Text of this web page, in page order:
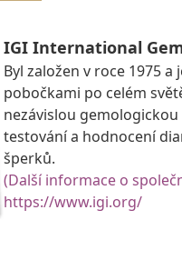
IGI International
Byl založen v roce 1975 a
pobočkami po celém
nezávislou
testování a hodnocení
šperků.
(Další informace o
https://www.igi.org/